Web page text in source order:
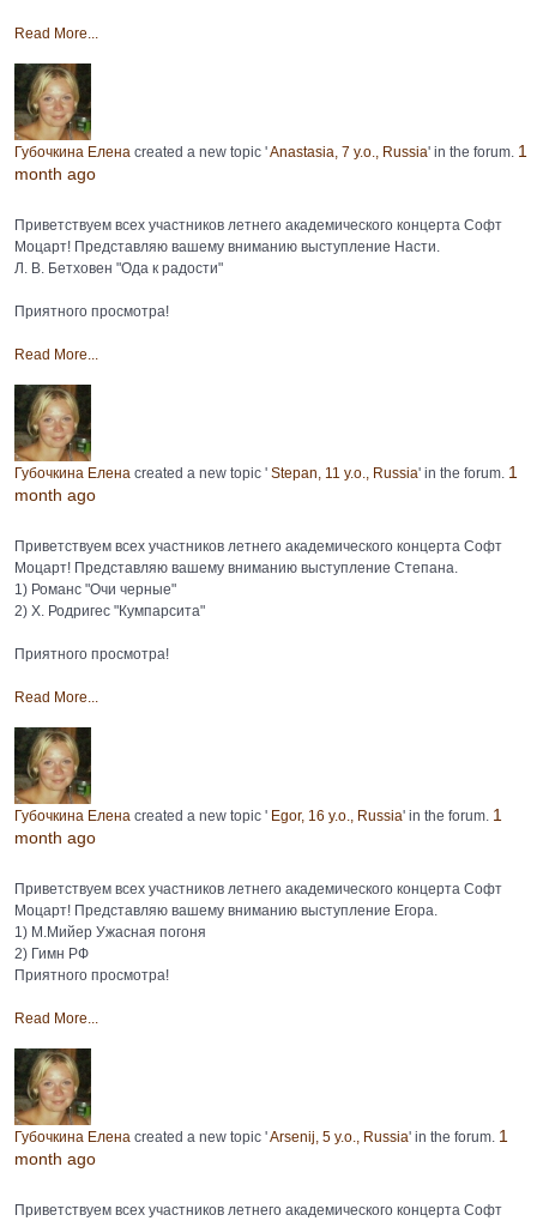
Read More...
Губочкина Елена created a new topic 'Anastasia, 7 y.o., Russia' in the forum. 1
month ago
Приветствуем всех участников летнего академического концерта Софт
Моцарт! Представляю вашему вниманию выступление Насти.
Л. В. Бетховен "Ода к радости"
Приятного просмотра!
Read More...
Губочкина Елена created a new topic ' Stepan, 11 y.o., Russia' in the forum. 1
month ago
Приветствуем всех участников летнего академического концерта Софт
Моцарт! Представляю вашему вниманию выступление Степана.
1) Романс "Очи черные"
2) Х. Родригес "Кумпарсита"
Приятного просмотра!
Read More...
Губочкина Елена created a new topic ' Egor, 16 y.o., Russia' in the forum. 1
month ago
Приветствуем всех участников летнего академического концерта Софт
Моцарт! Представляю вашему вниманию выступление Егора.
1) М.Мийер Ужасная погоня
2) Гимн РФ
Приятного просмотра!
Read More...
Губочкина Елена created a new topic 'Arsenij, 5 y.o., Russia' in the forum. 1
month ago
Приветствуем всех участников летнего академического концерта Софт